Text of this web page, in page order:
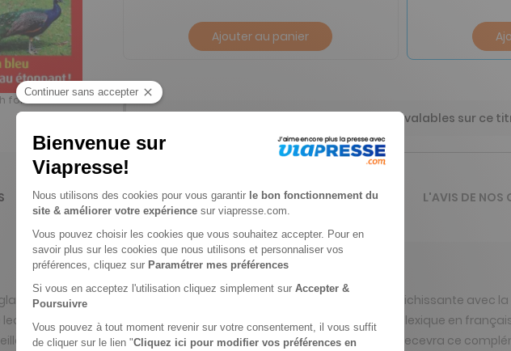
for Kids n° 284
Ajouter au panier
les codes promotionnels ne sont pas valables sur ce
par le jeu et basée sur l'oral.A chaque parution :- Une rencontre enrichissante avec
facile et variée (mini-reportage, BD...) avec, à chaque page, un lexique en
la formule incluant le CD audio : avec son magazine, votre enfant recevra ce
L'AVIS DE VIAPRESSE SUR I LOVE ENGLISH FOR KIDS L'AVIS DE NOS